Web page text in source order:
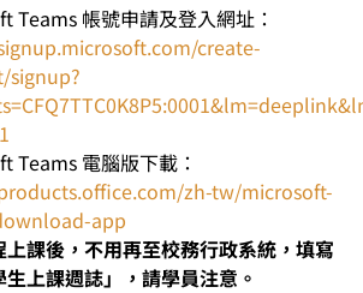
Teams 帳號申請及登入網址：
create-
signup?
Teams 電腦版下載：
zh-tw/microsoft-
app
課後，不用再至校務行政系統，填寫
生上課週誌」，請學員注意。